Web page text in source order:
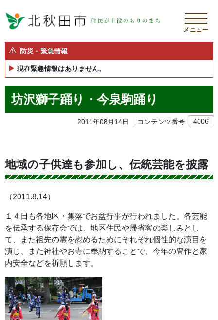
メニュー
防災・緊急情報
現在緊急情報はありません。
坊沢獅子踊り・今泉駒踊り
2011年08月14日 コンテンツ番号 4006
地域の子供達も参加し、伝統芸能を披露
（2011.8.14）
１４日も各地区・集落でお盆行事が行われました。各芸能
を伝承する保存会では、地区住民や帰省客の楽しみとし
て、また祖先の霊を慰めるためにそれぞれ個性的な演目を
演じ、また神社やお寺に奉納することで、今年の豊作と家
内安全などを祈願します。